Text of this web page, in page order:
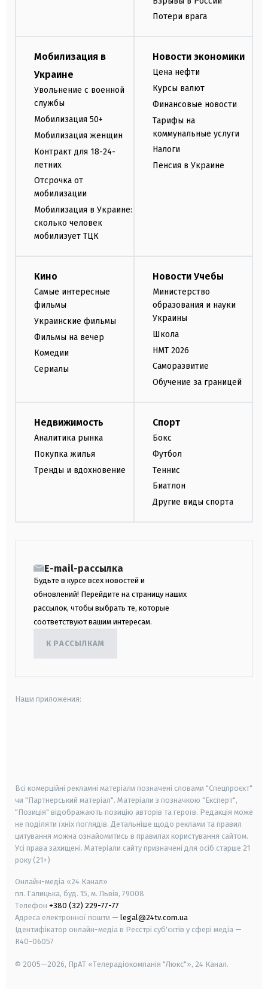
Потери врага
Мобилизация в
Украине
Увольнение с военной
службы
Мобилизация 50+
Мобилизация женщин
Контракт для 18-24-
летних
Отсрочка от
мобилизации
Мобилизация в Украине:
сколько человек
мобилизует ТЦК
Новости экономики
Цена нефти
Курсы валют
Финансовые новости
Тарифы на
коммунальные услуги
Налоги
Пенсия в Украине
Кино
Самые интересные
фильмы
Украинские фильмы
Фильмы на вечер
Комедии
Сериалы
Новости Учебы
Министерство
образования и науки
Украины
Школа
НМТ 2026
Саморазвитие
Обучение за границей
Недвижимость
Аналитика рынка
Покупка жилья
Тренды и вдохновение
Спорт
Бокс
Футбол
Теннис
Биатлон
Другие виды спорта
E-mail-рассылка
Будьте в курсе всех новостей и
обновлений! Перейдите на страницу наших
рассылок, чтобы выбрать те, которые
соответствуют вашим интересам.
К РАССЫЛКАМ
Наши приложения:
Всі комерційні рекламні матеріали позначені словами "Спецпроєкт"
чи "Партнерський матеріал". Матеріали з позначкою "Експерт",
"Позиція" відображають позицію авторів та героїв. Редакція може
не поділяти їхніх поглядів. Детальніше щодо реклами та правил
цитування можна ознайомитись в правилах користування сайтом.
Усі права захищені. Матеріали сайту призначені для осіб старше 21
року (21+)
Онлайн-медіа «24 Канал»
пл. Галицька, буд. 15, м. Львів, 79008
Телефон +380 (32) 229-77-77
Адреса електронної пошти — legal@24tv.com.ua
Ідентифікатор онлайн-медіа в Реєстрі суб'єктів у сфері медіа —
R40-06057
© 2005—2026, ПрАТ «Телерадіокомпанія "Люкс"», 24 Канал.